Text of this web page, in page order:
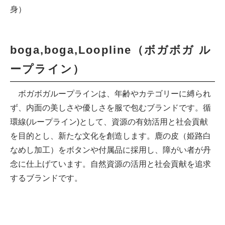
身）
boga,boga,Loopline（ボガボガ ル
ープライン）
ボガボガループラインは、年齢やカテゴリーに縛られ
ず、内面の美しさや優しさを服で包むブランドです。循
環線(ループライン)として、資源の有効活用と社会貢献
を目的とし、新たな文化を創造します。鹿の皮（姫路白
なめし加工）をボタンや付属品に採用し、障がい者が丹
念に仕上げています。自然資源の活用と社会貢献を追求
するブランドです。